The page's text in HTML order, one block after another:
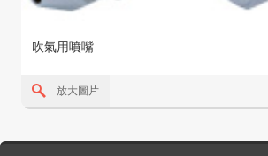
吹氣用噴嘴
放大圖片